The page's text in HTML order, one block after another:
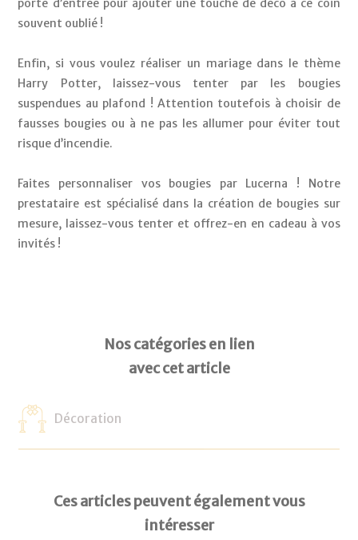
porte d’entrée pour ajouter une touche de déco à ce coin
souvent oublié !
Enfin, si vous voulez réaliser un mariage dans le thème
Harry Potter, laissez-vous tenter par les bougies
suspendues au plafond ! Attention toutefois à choisir de
fausses bougies ou à ne pas les allumer pour éviter tout
risque d’incendie.
Faites personnaliser vos bougies par Lucerna ! Notre
prestataire est spécialisé dans la création de bougies sur
mesure, laissez-vous tenter et offrez-en en cadeau à vos
invités !
Nos catégories en lien
avec cet article
Décoration
Ces articles peuvent également vous
intéresser